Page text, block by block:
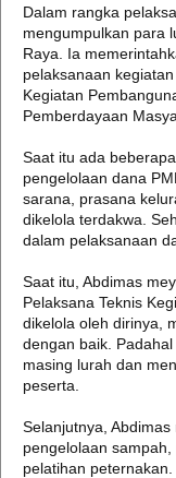
Dalam rangka
mengumpulkan para
Raya. Ia
pelaksanaan
Kegiatan
Pemberdayaan
Saat itu ada
pengelolaan dana
sarana, prasana
dikelola terdakwa.
dalam pelaksanaan
Saat itu, Abdimas
Pelaksana Teknis
dikelola oleh dirinya,
dengan baik.
masing lurah dan
peserta.
Selanjutnya,
pengelolaan
pelatihan